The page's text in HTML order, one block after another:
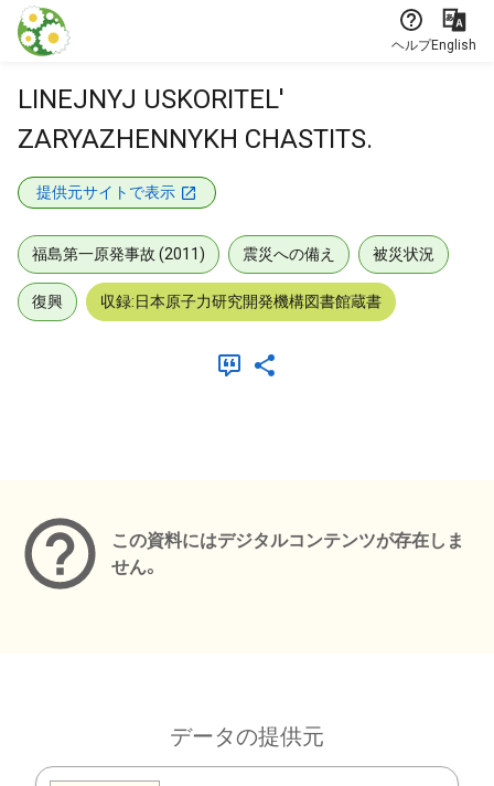
本文に飛ぶ
ヘルプEnglish
LINEJNYJ USKORITEL'
ZARYAZHENNYKH CHASTITS.
提供元サイトで表示
福島第一原発事故 (2011) 震災への備え 被災状況
復興 収録:日本原子力研究開発機構図書館蔵書
この資料にはデジタルコンテンツが存在しま
せん。
データの提供元